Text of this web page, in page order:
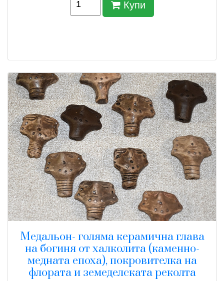
Купи
Медальон- голяма керамична глава
на богиня от халколита (каменно-
медната епоха), покровителка на
флората и земеделската реколта